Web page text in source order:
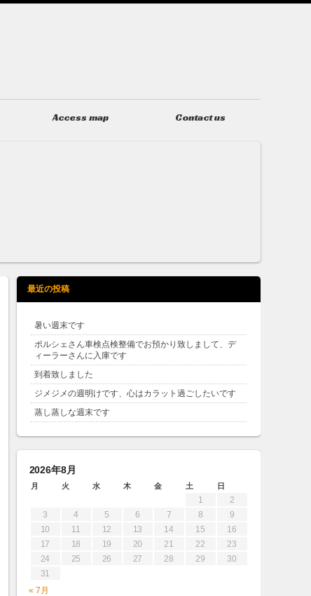
Access map Contact us
最近の投稿
暑い週末です
ポルシェさん車検点検整備でお預かり致しまして、デ
ィーラーさんに入庫です
到着致しました
ジメジメの週明けです、心はカラット過ごしたいです
蒸し蒸しな週末です
2026年8月
月 火 水 木 金 土 日
1
2
3
4 5 6 7 8
9
10
11 12 13 14 15
16
17
18 19 20 21 22
23
24
25 26 27 28 29
30
31
« 7月